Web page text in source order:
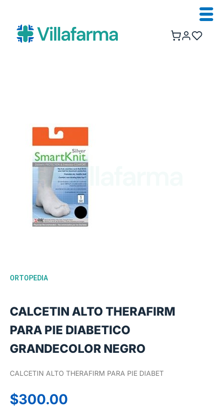
ORTOPEDIA
CALCETIN ALTO THERAFIRM
PARA PIE DIABETICO
GRANDECOLOR NEGRO
CALCETIN ALTO THERAFIRM PARA PIE DIABET
$300.00